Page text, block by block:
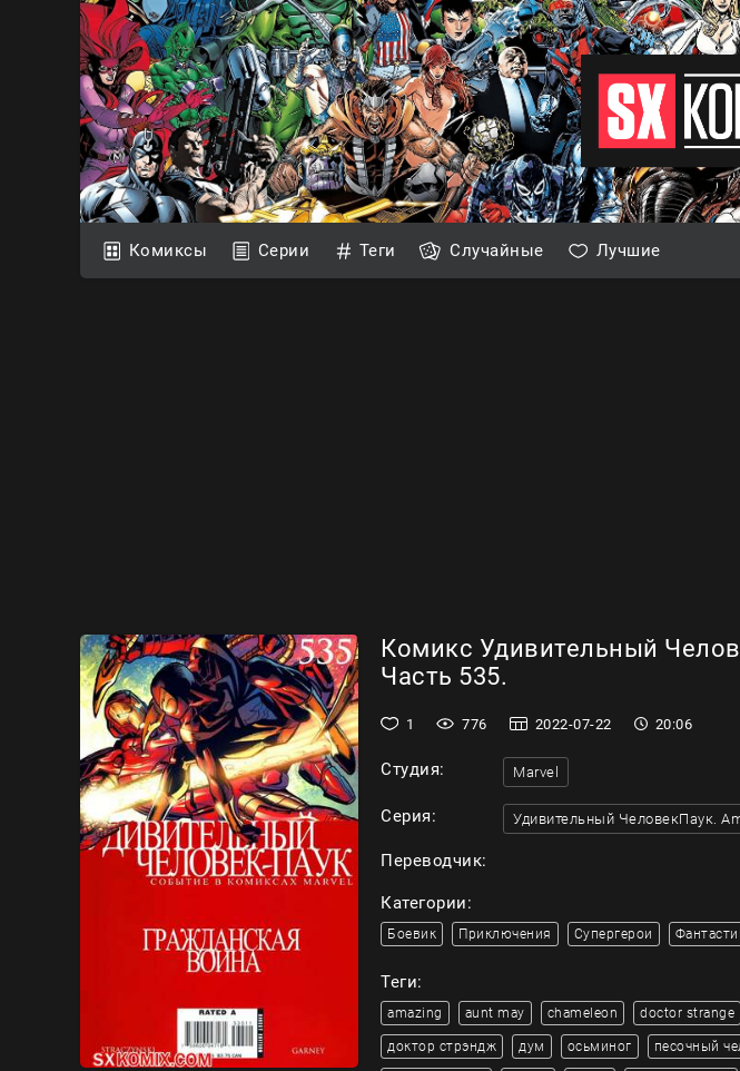
Комиксы Серии Теги Случайные Лучшие
Комикс Удивительный
Часть 535.
1 776 2022-07-22 20:06
Студия: Marvel
Серия: Удивительный ЧеловекПаук.
Переводчик:
Категории:
Боевик Приключения Супергерои
Теги:
amazing aunt may chameleon doctor strange
доктор стрэндж дум осьминог песочный